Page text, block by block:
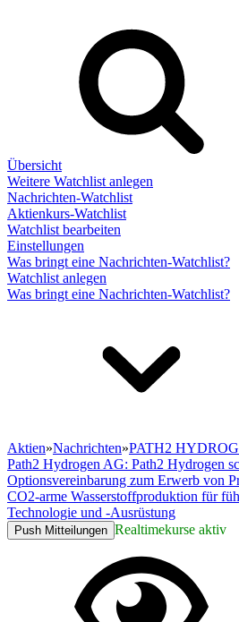
Übersicht
Weitere Watchlist anlegen
Nachrichten-Watchlist
Aktienkurs-Watchlist
Watchlist bearbeiten
Einstellungen
Was bringt eine Nachrichten-Watchlist?
Watchlist anlegen
Was bringt eine Nachrichten-Watchlist?
Aktien»Nachrichten»PATH2
Path2 Hydrogen AG: Path2 Hydrogen
Optionsvereinbarung zum Erwerb von
CO2-arme Wasserstoffproduktion für
Technologie und -Ausrüstung
Push Mitteilungen Realtimekurse aktiv